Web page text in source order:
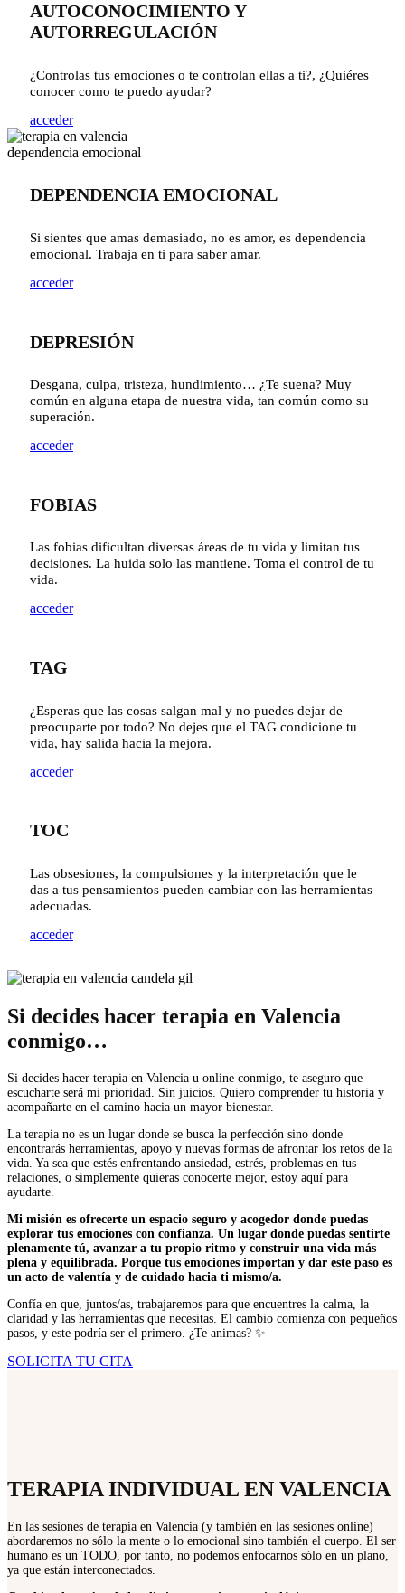
AUTOCONOCIMIENTO Y
AUTORREGULACIÓN
¿Controlas tus emociones o te controlan ellas a ti?, ¿Quiéres
conocer como te puedo ayudar?
acceder
DEPENDENCIA EMOCIONAL
Si sientes que amas demasiado, no es amor, es dependencia
emocional. Trabaja en ti para saber amar.
acceder
DEPRESIÓN
Desgana, culpa, tristeza, hundimiento… ¿Te suena? Muy
común en alguna etapa de nuestra vida, tan común como su
superación.
acceder
FOBIAS
Las fobias dificultan diversas áreas de tu vida y limitan tus
decisiones. La huida solo las mantiene. Toma el control de tu
vida.
acceder
TAG
¿Esperas que las cosas salgan mal y no puedes dejar de
preocuparte por todo? No dejes que el TAG condicione tu
vida, hay salida hacia la mejora.
acceder
TOC
Las obsesiones, la compulsiones y la interpretación que le
das a tus pensamientos pueden cambiar con las herramientas
adecuadas.
acceder
Si decides hacer terapia en Valencia
conmigo…
Si decides hacer terapia en Valencia u online conmigo, te aseguro que
escucharte será mi prioridad. Sin juicios. Quiero comprender tu historia y
acompañarte en el camino hacia un mayor bienestar.
La terapia no es un lugar donde se busca la perfección sino donde
encontrarás herramientas, apoyo y nuevas formas de afrontar los retos de la
vida. Ya sea que estés enfrentando ansiedad, estrés, problemas en tus
relaciones, o simplemente quieras conocerte mejor, estoy aquí para
ayudarte.
Mi misión es ofrecerte un espacio seguro y acogedor donde puedas
explorar tus emociones con confianza. Un lugar donde puedas sentirte
plenamente tú, avanzar a tu propio ritmo y construir una vida más
plena y equilibrada. Porque tus emociones importan y dar este paso es
un acto de valentía y de cuidado hacia ti mismo/a.
Confía en que, juntos/as, trabajaremos para que encuentres la calma, la
claridad y las herramientas que necesitas. El cambio comienza con pequeños
pasos, y este podría ser el primero. ¿Te animas? ✨
SOLICITA TU CITA
TERAPIA INDIVIDUAL EN VALENCIA
En las sesiones de terapia en Valencia (y también en las sesiones online)
abordaremos no sólo la mente o lo emocional sino también el cuerpo. El ser
humano es un TODO, por tanto, no podemos enfocarnos sólo en un plano,
ya que están interconectados.